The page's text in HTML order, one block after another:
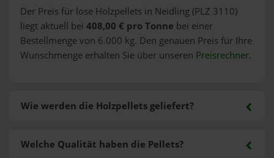
Der Preis für lose Holzpellets in Neidling (PLZ 3110)
liegt aktuell bei 408,00 € pro Tonne bei einer
Bestellmenge von 6.000 kg. Den genauen Preis für Ihre
Wunschmenge erhalten Sie über unseren Preisrechner.
Wie werden die Holzpellets geliefert?
Welche Qualität haben die Pellets?